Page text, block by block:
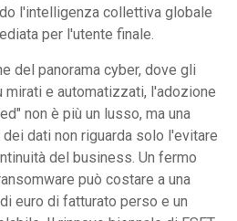
l'intelligenza collettiva globale
per l'utente finale.
del panorama cyber, dove gli
e automatizzati, l'adozione
non è più un lusso, ma una
dati non riguarda solo l'evitare
del business. Un fermo
può costare a una
euro di fatturato perso e un